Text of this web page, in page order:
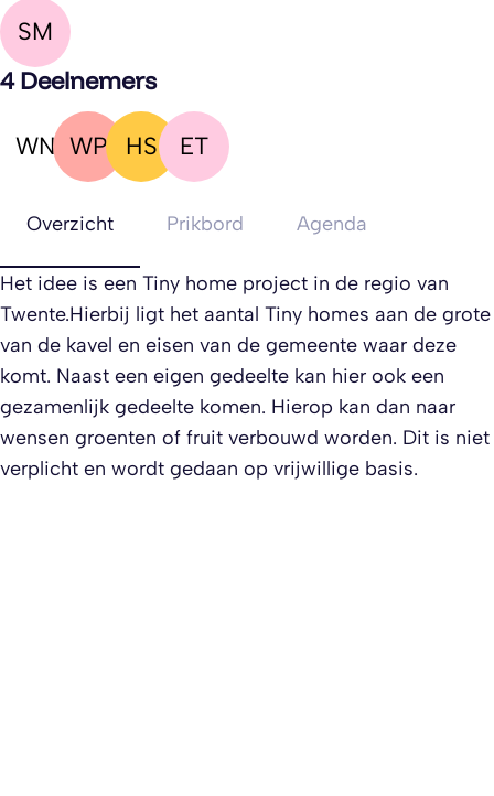
SM
4 Deelnemers
WN WP HS ET
Overzicht Prikbord Agenda
Het idee is een Tiny home project in de regio van
Twente.Hierbij ligt het aantal Tiny homes aan de grote
van de kavel en eisen van de gemeente waar deze
komt. Naast een eigen gedeelte kan hier ook een
gezamenlijk gedeelte komen. Hierop kan dan naar
wensen groenten of fruit verbouwd worden. Dit is niet
verplicht en wordt gedaan op vrijwillige basis.